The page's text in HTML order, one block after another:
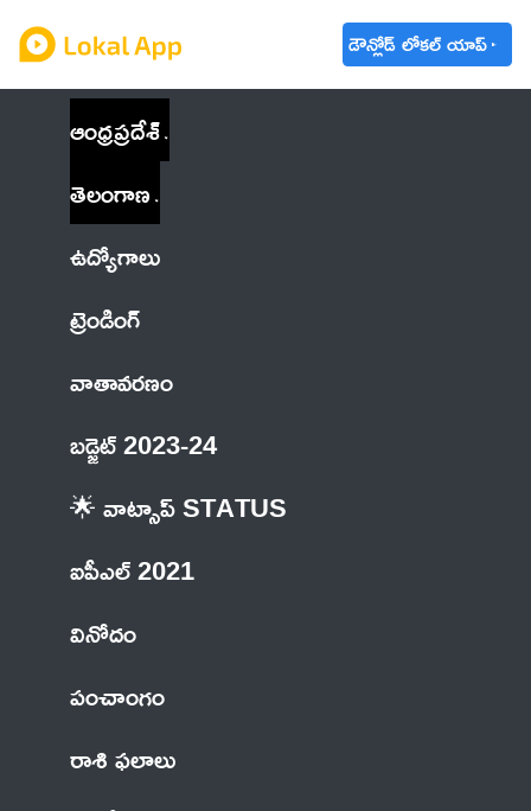
డౌన్లోడ్ లోకల్ యాప్
ఆంధ్రప్రదేశ్
తెలంగాణ
ఉద్యోగాలు
ట్రెండింగ్
వాతావరణం
బడ్జెట్ 2023-24
🌟 వాట్సాప్ STATUS
ఐపీఎల్ 2021
వినోదం
పంచాంగం
రాశి ఫలాలు